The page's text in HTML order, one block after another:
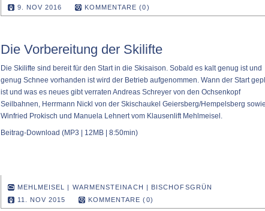
9. NOV 2016
KOMMENTARE (0)
Die Vorbereitung der Skilifte
Die Skilifte sind bereit für den Start in die Skisaison. Sobald es kalt genug ist und
genug Schnee vorhanden ist wird der Betrieb aufgenommen. Wann der Start
ist und was es neues gibt verraten Andreas Schreyer von den Ochsenkopf
Seilbahnen, Herrmann Nickl von der Skischaukel Geiersberg/Hempelsberg sowie
Winfried Prokisch und Manuela Lehnert vom Klausenlift Mehlmeisel.
Beitrag-Download (MP3 | 12MB | 8:50min)
MEHLMEISEL | WARMENSTEINACH | BISCHOFSGRÜN
11. NOV 2015
KOMMENTARE (0)